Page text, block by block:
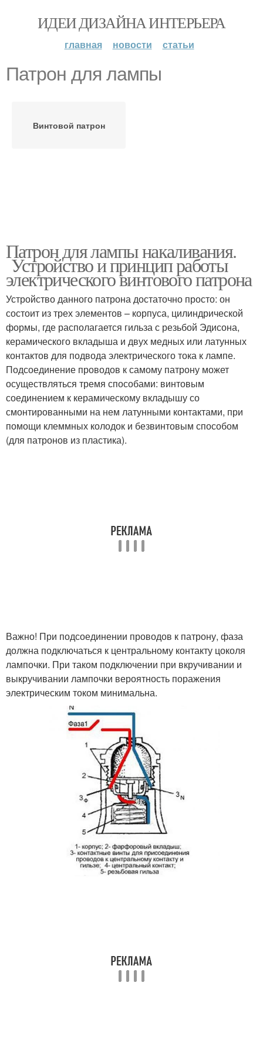
ИДЕИ ДИЗАЙНА ИНТЕРЬЕРА
главная новости статьи
Патрон для лампы
Винтовой патрон
Патрон для лампы накаливания.
Устройство и принцип работы
электрического винтового патрона
Устройство данного патрона достаточно просто: он
состоит из трех элементов – корпуса, цилиндрической
формы, где располагается гильза с резьбой Эдисона,
керамического вкладыша и двух медных или латунных
контактов для подвода электрического тока к лампе.
Подсоединение проводов к самому патрону может
осуществляться тремя способами: винтовым
соединением к керамическому вкладышу со
смонтированными на нем латунными контактами, при
помощи клеммных колодок и безвинтовым способом
(для патронов из пластика).
Важно! При подсоединении проводов к патрону, фаза
должна подключаться к центральному контакту цоколя
лампочки. При таком подключении при вкручивании и
выкручивании лампочки вероятность поражения
электрическим током минимальна.